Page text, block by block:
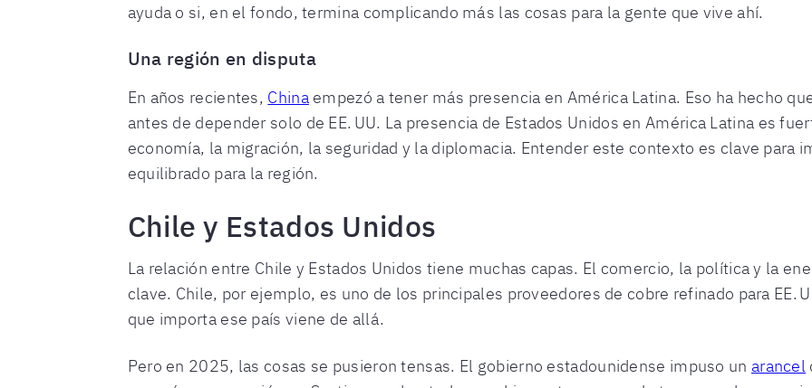
ayuda o si, en el fondo, termina complicando más las cosas para la gente que vive ahí.
Una región en disputa
En años recientes, Chinaempezó a tener más presencia en América Latina. Eso ha hecho
antes de depender solo de EE. UU. La presencia de Estados Unidos en América Latina es
economía, la migración, la seguridad y la diplomacia. Entender este contexto es clave para
equilibrado para la región.
Chile y Estados Unidos
La relación entre Chile y Estados Unidos tiene muchas capas. El comercio, la política y la
clave. Chile, por ejemplo, es uno de los principales proveedores de cobre refinado para EE.
que importa ese país viene de allá.
Pero en 2025, las cosas se pusieron tensas. El gobierno estadounidense impuso un arancel